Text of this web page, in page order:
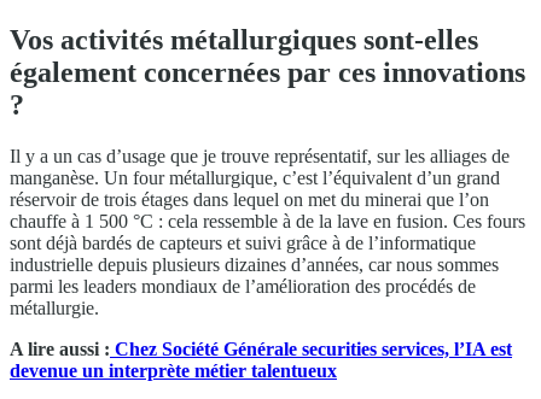
Vos activités métallurgiques sont-elles
également concernées par ces innovations
?
Il y a un cas d’usage que je trouve représentatif, sur les alliages de
manganèse. Un four métallurgique, c’est l’équivalent d’un grand
réservoir de trois étages dans lequel on met du minerai que l’on
chauffe à 1 500 °C : cela ressemble à de la lave en fusion. Ces fours
sont déjà bardés de capteurs et suivi grâce à de l’informatique
industrielle depuis plusieurs dizaines d’années, car nous sommes
parmi les leaders mondiaux de l’amélioration des procédés de
métallurgie.
A lire aussi : Chez Société Générale securities services, l’IA est
devenue un interprète métier talentueux